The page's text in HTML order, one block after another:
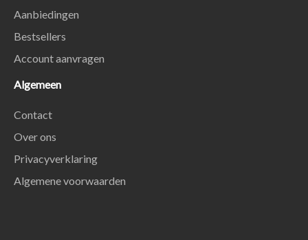
Aanbiedingen
Bestsellers
Account aanvragen
Algemeen
Contact
Over ons
Privacyverklaring
Algemene voorwaarden